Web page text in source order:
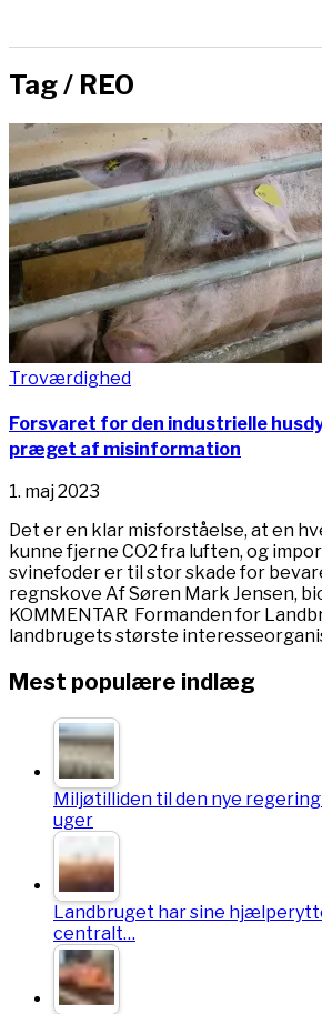
Tag / REO
Troværdighed
Forsvaret for den industrielle
præget af misinformation
1. maj 2023
Det er en klar misforståelse, at en
kunne fjerne CO2 fra luften, og
svinefoder er til stor skade for
regnskove Af Søren Mark Jensen,
KOMMENTAR Formanden for
landbrugets største
Mest populære indlæg
Miljøtilliden til den nye
uger
Landbruget har sine
centralt…